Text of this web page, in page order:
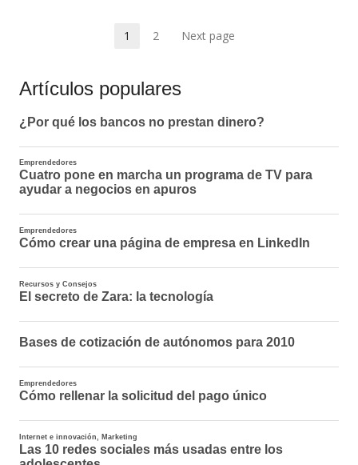
entradas
Page
1 Page
2 Next page
Artículos populares